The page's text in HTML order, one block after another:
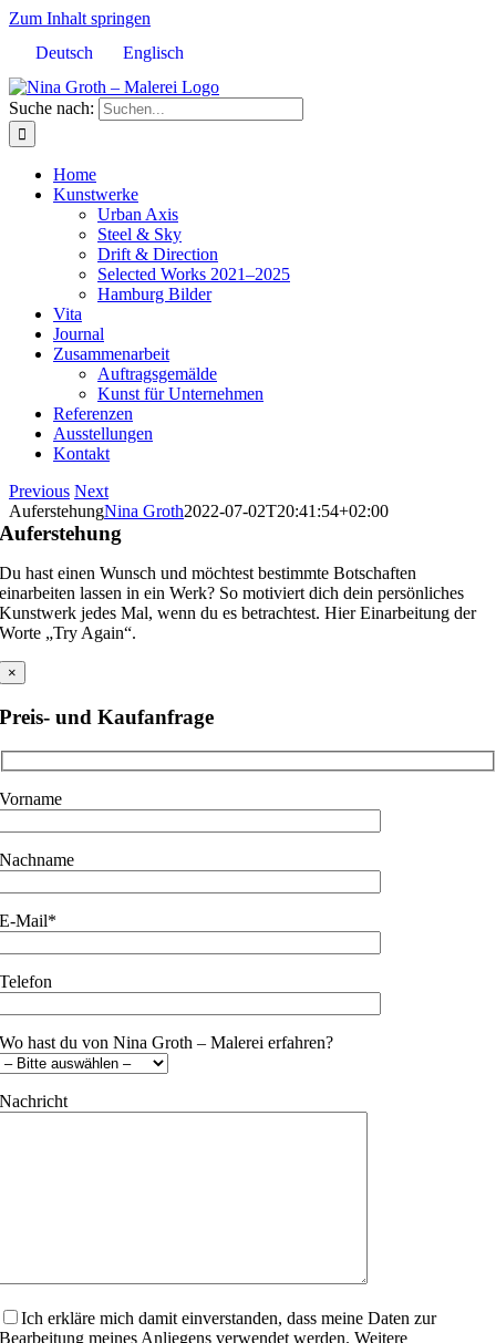
Zum Inhalt springen
Deutsch
Englisch
Suche nach:
Home
Kunstwerke
Urban Axis
Steel & Sky
Drift & Direction
Selected Works 2021–2025
Hamburg Bilder
Vita
Journal
Zusammenarbeit
Auftragsgemälde
Kunst für Unternehmen
Referenzen
Ausstellungen
Kontakt
Previous Next
AuferstehungNina Groth2022-07-02T20:41:54+02:00
Auferstehung
Du hast einen Wunsch und möchtest bestimmte Botschaften
einarbeiten lassen in ein Werk? So motiviert dich dein persönliches
Kunstwerk jedes Mal, wenn du es betrachtest. Hier Einarbeitung der
Worte „Try Again“.
×
Preis- und Kaufanfrage
Vorname
Nachname
E-Mail*
Telefon
Wo hast du von Nina Groth – Malerei erfahren?
Nachricht
lasse dieses Feld leer.
Ich erkläre mich damit einverstanden, dass meine Daten zur
Bearbeitung meines Anliegens verwendet werden. Weitere